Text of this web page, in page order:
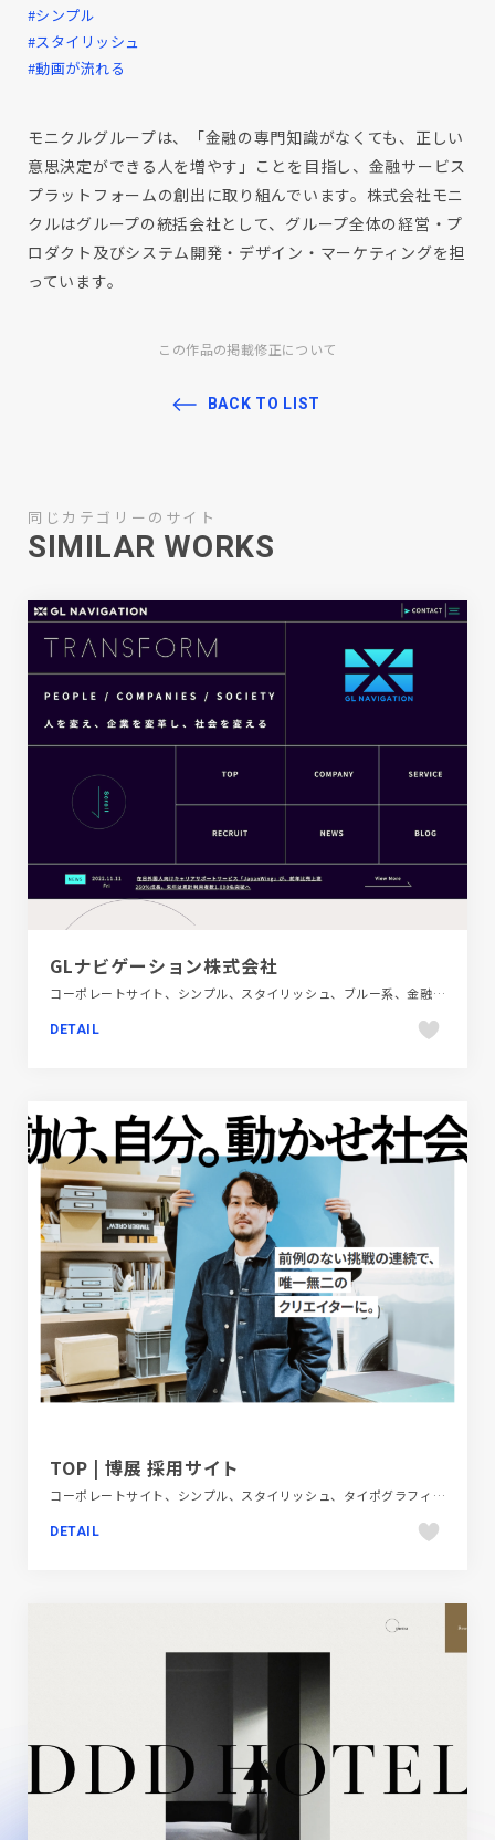
#シンプル
#スタイリッシュ
#動画が流れる
モニクルグループは、「金融の専門知識がなくても、正しい
意思決定ができる人を増やす」ことを目指し、金融サービス
プラットフォームの創出に取り組んでいます。株式会社モニ
クルはグループの統括会社として、グループ全体の経営・プ
ロダクト及びシステム開発・デザイン・マーケティングを担
っています。
この作品の掲載修正について
BACK TO LIST
同じカテゴリーのサイト
SIMILAR WORKS
GLナビゲーション株式会社
コーポレートサイト、シンプル、スタイリッシュ、ブルー系、金融・法律・人材・専門職
DETAIL
TOP | 博展 採用サイト
コーポレートサイト、シンプル、スタイリッシュ、タイポグラフィー、デザイン・アート・音楽・文芸、ホワイト系
DETAIL